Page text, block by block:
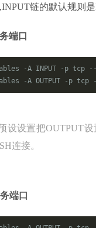
链的默认规则
端口
-A INPUT -p tcp --
-A OUTPUT -p tcp
设设置把OUTPUT
连接。
端口